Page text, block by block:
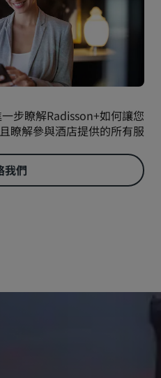
步瞭解Radisson+如何讓您
瞭解參與酒店提供的所有服
我們